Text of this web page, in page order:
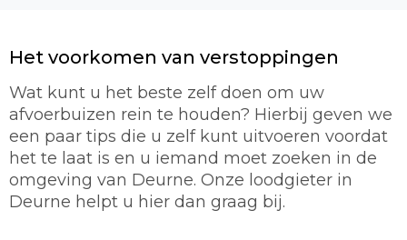
Het voorkomen van verstoppingen
Wat kunt u het beste zelf doen om uw
afvoerbuizen rein te houden? Hierbij geven we
een paar tips die u zelf kunt uitvoeren voordat
het te laat is en u iemand moet zoeken in de
omgeving van Deurne. Onze loodgieter in
Deurne helpt u hier dan graag bij.